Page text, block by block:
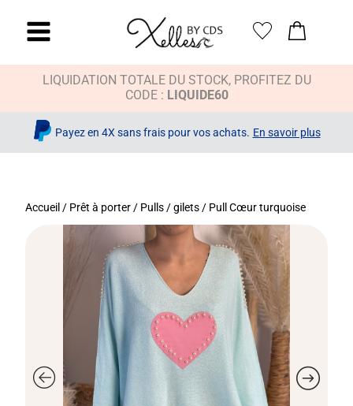
LIQUIDATION TOTALE DU STOCK, PROFITEZ DU
CODE : LIQUIDE60
Payez en 4X sans frais pour vos achats. En savoir plus
Accueil / Prêt à porter / Pulls / gilets / Pull Cœur turquoise